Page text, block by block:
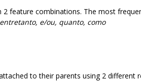
2 feature combinations. The most
e/ou, quanto, como
to their parents using 2 different